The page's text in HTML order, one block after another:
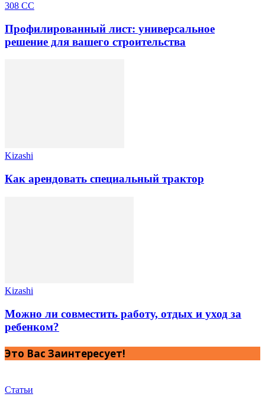
308 CC
Профилированный лист: универсальное
решение для вашего строительства
Kizashi
Как арендовать специальный трактор
Kizashi
Можно ли совместить работу, отдых и уход за
ребенком?
Это Вас Заинтересует!
Статьи